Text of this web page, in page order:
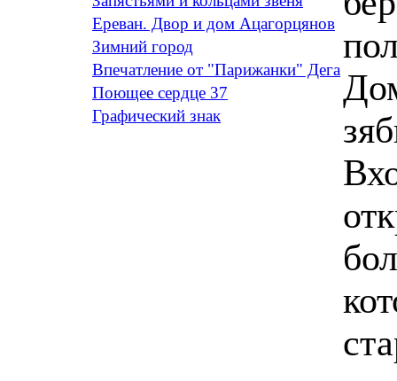
Ереван. Двор и дом Ацагорцянов
Зимний город
Впечатление от "Парижанки" Дега
Поющее сердце 37
Графический знак